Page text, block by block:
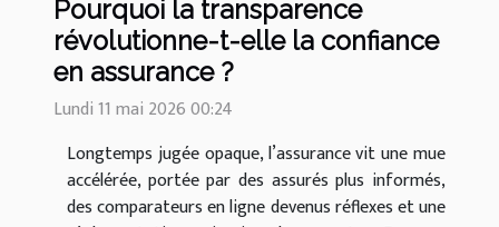
Pourquoi la transparence
révolutionne-t-elle la confiance
en assurance ?
Lundi 11 mai 2026 00:24
Longtemps jugée opaque, l’assurance vit une mue
accélérée, portée par des assurés plus informés,
des comparateurs en ligne devenus réflexes et une